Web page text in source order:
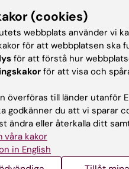
J; Nikouyan N; Weber
Apro J; Gidlund E-K;
A; Sallberg M
& CELLULAR
Associated With COVID-
Ambikan AT; Gupta S;
E; Ponnan SM;
J; Nowak P; Vegvari
(cookies)
webbplats använder vi
för att webbplatsen ska
för att förstå hur
för att visa och
överföras till länder utanför
godkänner du att vi sparar
ändra eller återkalla ditt
våra kakor
in English